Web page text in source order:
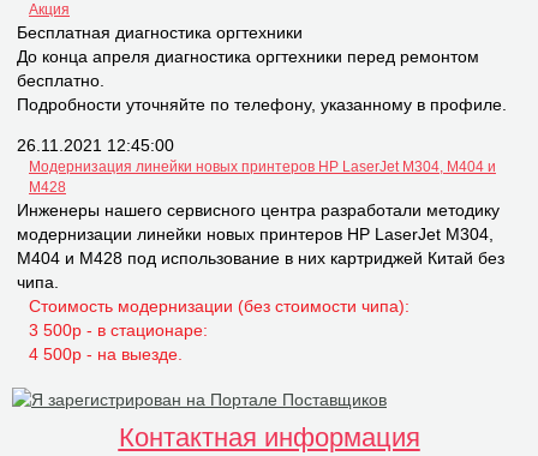
Акция
Бесплатная диагностика оргтехники
До конца апреля диагностика оргтехники перед ремонтом
бесплатно.
Подробности уточняйте по телефону, указанному в профиле.
26.11.2021 12:45:00
Модернизация линейки новых принтеров НР LaserJet M304, M404 и
M428
Инженеры нашего сервисного центра разработали методику
модернизации линейки новых принтеров НР LaserJet M304,
M404 и M428 под использование в них картриджей Китай без
чипа.
Стоимость модернизации (без стоимости чипа):
3 500р - в стационаре:
4 500р - на выезде.
Контактная информация